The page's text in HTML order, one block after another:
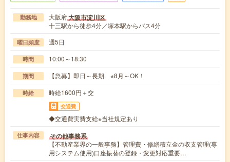
勤務地 大阪府大阪市淀川区
十三駅から徒歩4分／塚本駅からバス4分
曜日頻度 週5日
時間 10:00～18:30
期間 【急募】即日～長期 ※8月～OK！
時給 時給1600円＋交
交通費
◆交通費実費支給※当社規定あり
仕事内容 その他事務系
【不動産業界の一般事務】管理費・修繕積立金の収支管理(専
用システム使用)口座振替の登録・変更対応重要…